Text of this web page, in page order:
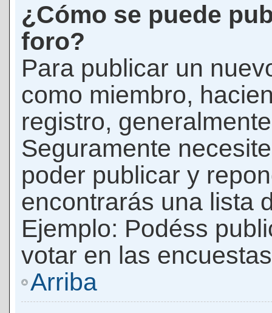
¿Cómo se puede
foro?
Para publicar un
como miembro,
registro,
Seguramente
poder publicar y
encontrarás una lista
Ejemplo: Podéss
votar en las
Arriba